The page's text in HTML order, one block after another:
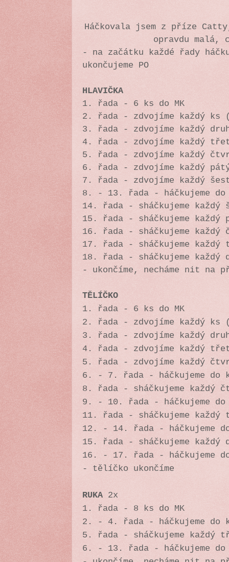
Háčkovala jsem z příze
opravdu malá,
- na začátku každé řady
ukončujeme PO
HLAVIČKA
1. řada - 6 ks do MK
2. řada - zdvojíme každý ks
3. řada - zdvojíme každý
4. řada - zdvojíme každý
5. řada - zdvojíme každý
6. řada - zdvojíme každý
7. řada - zdvojíme každý
8. - 13. řada - háčkujeme do
14. řada - sháčkujeme každý
15. řada - sháčkujeme každý
16. řada - sháčkujeme
17. řada - sháčkujeme
18. řada - sháčkujeme každý
- ukončíme, necháme nit na
TĚLÍČKO
1. řada - 6 ks do MK
2. řada - zdvojíme každý ks
3. řada - zdvojíme každý
4. řada - zdvojíme každý
5. řada - zdvojíme každý
6. - 7. řada - háčkujeme do
8. řada - sháčkujeme každý
9. - 10. řada - háčkujeme do
11. řada - sháčkujeme
12. - 14. řada - háčkujeme
15. řada - sháčkujeme každý
16. - 17. řada - háčkujeme
- tělíčko ukončíme
RUKA 2x
1. řada - 8 ks do MK
2. - 4. řada - háčkujeme do
5. řada - sháčkujeme
6. - 13. řada - háčkujeme do